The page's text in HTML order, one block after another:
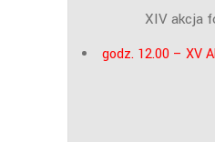
XIV akcja
godz. 12.00 – XV